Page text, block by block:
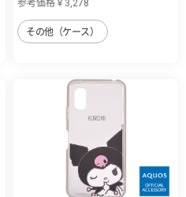
参考価格￥3,278
その他（ケース）